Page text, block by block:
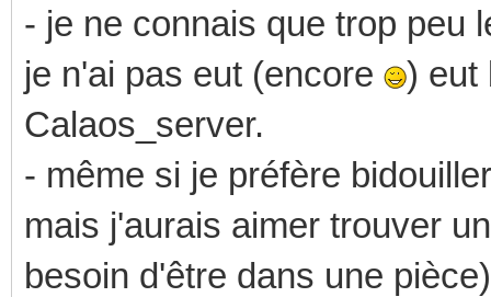
- je ne connais que trop peu
je n'ai pas eut (encore
) eut
Calaos_server.
- même si je préfère
mais j'aurais aimer trouver
besoin d'être dans une